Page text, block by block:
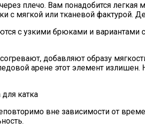
плечо. Вам понадобится
с мягкой или тканевой фактурой.
с узкими брюками и вариантами
добавляют образу
арене этот элемент
вне зависимости от